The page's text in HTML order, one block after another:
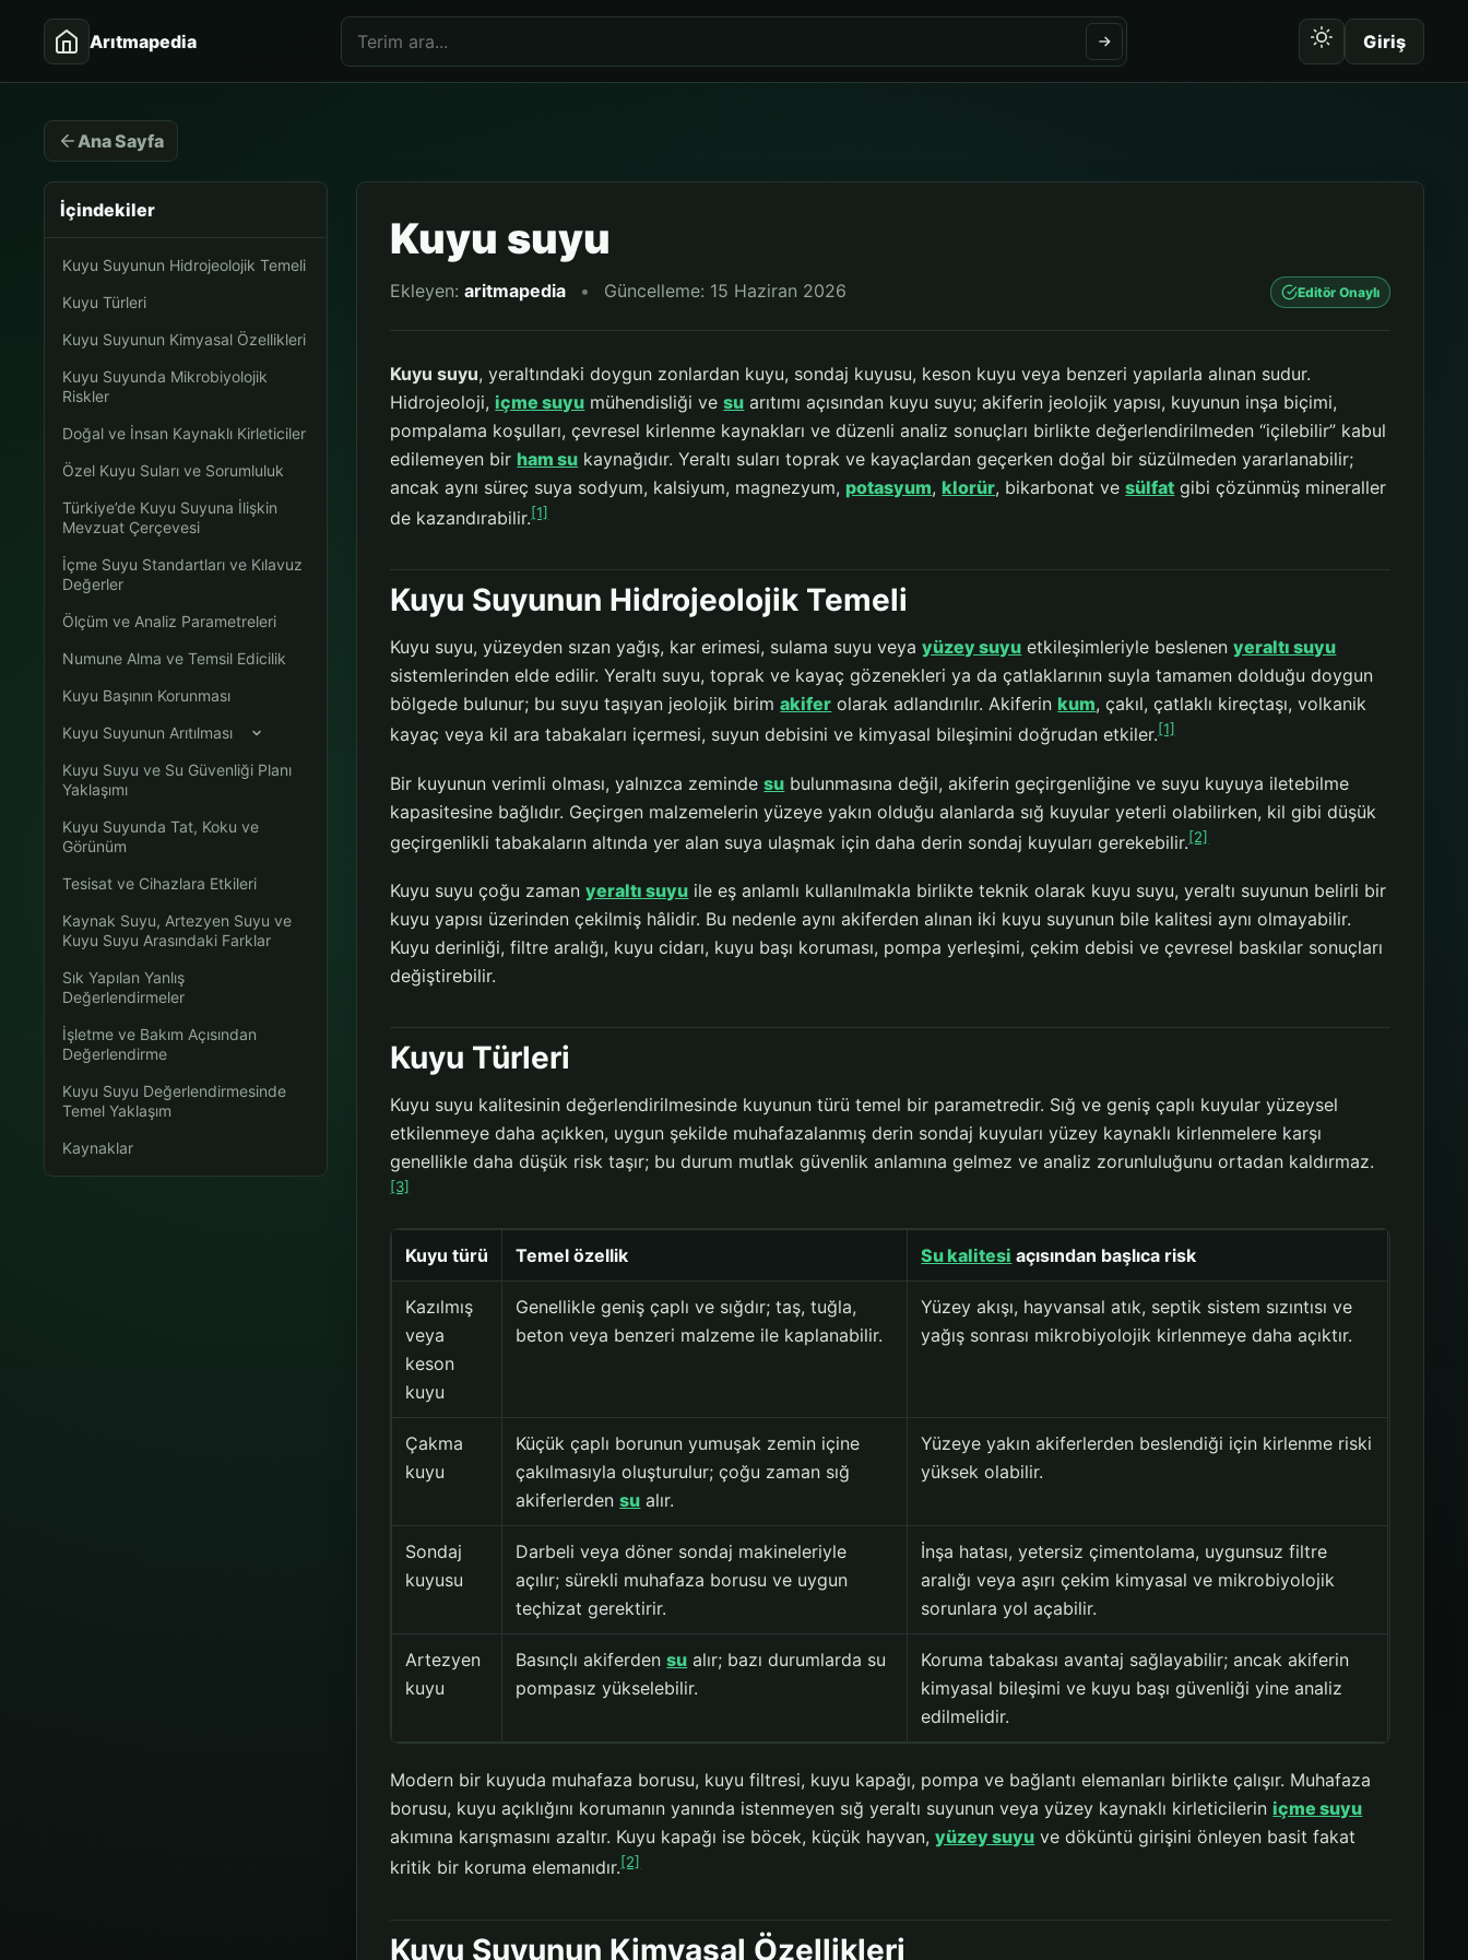
Arıtmapedia Giriş
Ana Sayfa
İçindekiler
Kuyu Suyunun Hidrojeolojik Temeli
Kuyu Türleri
Kuyu Suyunun Kimyasal Özellikleri
Kuyu Suyunda Mikrobiyolojik
Riskler
Doğal ve İnsan Kaynaklı Kirleticiler
Özel Kuyu Suları ve Sorumluluk
Türkiye’de Kuyu Suyuna İlişkin
Mevzuat Çerçevesi
İçme Suyu Standartları ve Kılavuz
Değerler
Ölçüm ve Analiz Parametreleri
Numune Alma ve Temsil Edicilik
Kuyu Başının Korunması
Kuyu Suyunun Arıtılması
Kuyu Suyu ve Su Güvenliği Planı
Yaklaşımı
Kuyu Suyunda Tat, Koku ve
Görünüm
Tesisat ve Cihazlara Etkileri
Kaynak Suyu, Artezyen Suyu ve
Kuyu Suyu Arasındaki Farklar
Sık Yapılan Yanlış
Değerlendirmeler
İşletme ve Bakım Açısından
Değerlendirme
Kuyu Suyu Değerlendirmesinde
Temel Yaklaşım
Kaynaklar
Kuyu suyu
Ekleyen:aritmapedia • Güncelleme: 15 Haziran 2026 Editör Onaylı
Kuyu suyu, yeraltındaki doygun zonlardan kuyu, sondaj kuyusu, keson kuyu veya benzeri yapılarla alınan sudur.
Hidrojeoloji, içme suyu mühendisliği vesu arıtımı açısından kuyu suyu; akiferin jeolojik yapısı, kuyunun inşa biçimi,
pompalama koşulları, çevresel kirlenme kaynakları ve düzenli analiz sonuçları birlikte değerlendirilmeden “içilebilir” kabul
edilemeyen bir ham su kaynağıdır. Yeraltı suları toprak ve kayaçlardan geçerken doğal bir süzülmeden yararlanabilir;
ancak aynı süreç suya sodyum, kalsiyum, magnezyum, potasyum, klorür, bikarbonat vesülfat gibi çözünmüş mineraller
de kazandırabilir.[1]
Kuyu Suyunun Hidrojeolojik Temeli
Kuyu suyu, yüzeyden sızan yağış, kar erimesi, sulama suyu veyayüzey suyu etkileşimleriyle beslenenyeraltı suyu
sistemlerinden elde edilir. Yeraltı suyu, toprak ve kayaç gözenekleri ya da çatlaklarının suyla tamamen dolduğu doygun
bölgede bulunur; bu suyu taşıyan jeolojik birimakifer olarak adlandırılır. Akiferin kum, çakıl, çatlaklı kireçtaşı, volkanik
kayaç veya kil ara tabakaları içermesi, suyun debisini ve kimyasal bileşimini doğrudan etkiler.[1]
Bir kuyunun verimli olması, yalnızca zemindesu bulunmasına değil, akiferin geçirgenliğine ve suyu kuyuya iletebilme
kapasitesine bağlıdır. Geçirgen malzemelerin yüzeye yakın olduğu alanlarda sığ kuyular yeterli olabilirken, kil gibi düşük
geçirgenlikli tabakaların altında yer alan suya ulaşmak için daha derin sondaj kuyuları gerekebilir.[2]
Kuyu suyu çoğu zamanyeraltı suyu ile eş anlamlı kullanılmakla birlikte teknik olarak kuyu suyu, yeraltı suyunun belirli bir
kuyu yapısı üzerinden çekilmiş hâlidir. Bu nedenle aynı akiferden alınan iki kuyu suyunun bile kalitesi aynı olmayabilir.
Kuyu derinliği, filtre aralığı, kuyu cidarı, kuyu başı koruması, pompa yerleşimi, çekim debisi ve çevresel baskılar sonuçları
değiştirebilir.
Kuyu Türleri
Kuyu suyu kalitesinin değerlendirilmesinde kuyunun türü temel bir parametredir. Sığ ve geniş çaplı kuyular yüzeysel
etkilenmeye daha açıkken, uygun şekilde muhafazalanmış derin sondaj kuyuları yüzey kaynaklı kirlenmelere karşı
genellikle daha düşük risk taşır; bu durum mutlak güvenlik anlamına gelmez ve analiz zorunluluğunu ortadan kaldırmaz.
[3]
Kuyu türü Temel özellik Su kalitesi açısından başlıca risk
Kazılmış
veya
keson
kuyu
Genellikle geniş çaplı ve sığdır; taş, tuğla,
beton veya benzeri malzeme ile kaplanabilir.
Yüzey akışı, hayvansal atık, septik sistem sızıntısı ve
yağış sonrası mikrobiyolojik kirlenmeye daha açıktır.
Çakma
kuyu
Küçük çaplı borunun yumuşak zemin içine
çakılmasıyla oluşturulur; çoğu zaman sığ
akiferlerdensu alır.
Yüzeye yakın akiferlerden beslendiği için kirlenme riski
yüksek olabilir.
Sondaj
kuyusu
Darbeli veya döner sondaj makineleriyle
açılır; sürekli muhafaza borusu ve uygun
teçhizat gerektirir.
İnşa hatası, yetersiz çimentolama, uygunsuz filtre
aralığı veya aşırı çekim kimyasal ve mikrobiyolojik
sorunlara yol açabilir.
Artezyen
kuyu
Basınçlı akiferdensu alır; bazı durumlarda su
pompasız yükselebilir.
Koruma tabakası avantaj sağlayabilir; ancak akiferin
kimyasal bileşimi ve kuyu başı güvenliği yine analiz
edilmelidir.
Modern bir kuyuda muhafaza borusu, kuyu filtresi, kuyu kapağı, pompa ve bağlantı elemanları birlikte çalışır. Muhafaza
borusu, kuyu açıklığını korumanın yanında istenmeyen sığ yeraltı suyunun veya yüzey kaynaklı kirleticilerin içme suyu
akımına karışmasını azaltır. Kuyu kapağı ise böcek, küçük hayvan,yüzey suyu ve döküntü girişini önleyen basit fakat
kritik bir koruma elemanıdır.[2]
Kuyu Suyunun Kimyasal Özellikleri